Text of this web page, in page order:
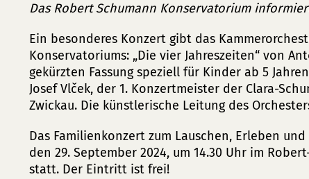
Das Robert Schumann Konservatorium
Ein besonderes Konzert gibt das
Konservatoriums: „Die vier Jahreszeiten“ von
gekürzten Fassung speziell für Kinder ab 5
Josef Vlček, der 1. Konzertmeister der Clara-
Zwickau. Die künstlerische Leitung des
Das Familienkonzert zum Lauschen, Erleben
den 29. September 2024, um 14.30 Uhr im
statt. Der Eintritt ist frei!